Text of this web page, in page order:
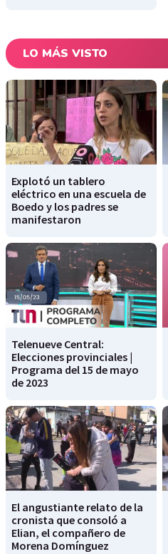
LO MÁS VISTO
Explotó un tablero
eléctrico en una escuela de
Boedo y los padres se
manifestaron
Telenueve Central:
Elecciones provinciales |
Programa del 15 de mayo
de 2023
El angustiante relato de la
cronista que consoló a
Elian, el compañero de
Morena Domínguez